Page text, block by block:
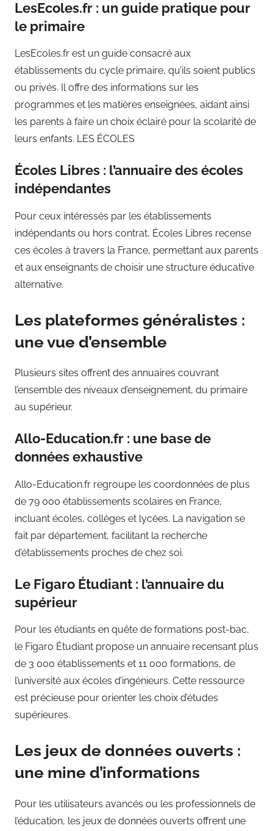
LesEcoles.fr : un guide pratique pour
le primaire
LesEcoles.fr est un guide consacré aux
établissements du cycle primaire, qu’ils soient publics
ou privés. Il offre des informations sur les
programmes et les matières enseignées, aidant ainsi
les parents à faire un choix éclairé pour la scolarité de
leurs enfants. LES ÉCOLES
Écoles Libres : l’annuaire des écoles
indépendantes
Pour ceux intéressés par les établissements
indépendants ou hors contrat, Écoles Libres recense
ces écoles à travers la France, permettant aux parents
et aux enseignants de choisir une structure éducative
alternative.
Les plateformes généralistes :
une vue d’ensemble
Plusieurs sites offrent des annuaires couvrant
l’ensemble des niveaux d’enseignement, du primaire
au supérieur.
Allo-Education.fr : une base de
données exhaustive
Allo-Education.fr regroupe les coordonnées de plus
de 79 000 établissements scolaires en France,
incluant écoles, collèges et lycées. La navigation se
fait par département, facilitant la recherche
d’établissements proches de chez soi.
Le Figaro Étudiant : l’annuaire du
supérieur
Pour les étudiants en quête de formations post-bac,
le Figaro Étudiant propose un annuaire recensant plus
de 3 000 établissements et 11 000 formations, de
l’université aux écoles d’ingénieurs. Cette ressource
est précieuse pour orienter les choix d’études
supérieures.
Les jeux de données ouverts :
une mine d’informations
Pour les utilisateurs avancés ou les professionnels de
l’éducation, les jeux de données ouverts offrent une